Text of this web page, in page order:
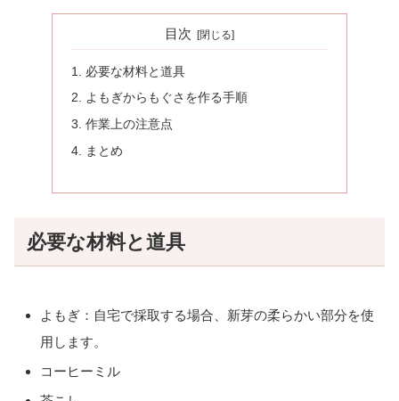
目次
必要な材料と道具
よもぎからもぐさを作る手順
作業上の注意点
まとめ
必要な材料と道具
よもぎ：自宅で採取する場合、新芽の柔らかい部分を使
用します。
コーヒーミル